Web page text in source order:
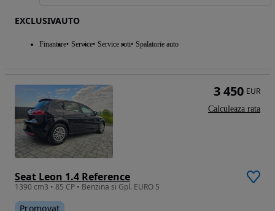
EXCLUSIVAUTO
Finantare Service Service roti Spalatorie auto
Seat Leon 1.4 Reference
1390 cm3 • 85 CP • Benzina si Gpl. EURO 5
Promovat
3 450 EUR
Calculeaza rata